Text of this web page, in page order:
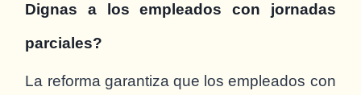
Dignas a los empleados con jornadas
parciales?
La reforma garantiza que los empleados con